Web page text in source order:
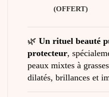
(OFFERT)
🌿 Un rituel beauté
protecteur,
peaux mixtes à
dilatés, brillances et